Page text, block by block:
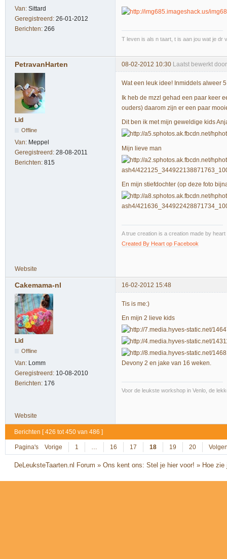
Van: Sittard
Geregistreerd: 26-01-2012
Berichten: 266
T leven is als n taart, t is aan jou wat je dr
PetravanHarten 08-02-2012 10:30 Laatst bewerkt
Lid
Offline
Van: Meppel
Geregistreerd: 28-08-2011
Berichten: 815
Wat een leuk idee! Inmiddels alweer
Ik heb de mzzl gehad een paar keer
ouders) daarom zijn er een paar
Dit ben ik met mijn geweldige kids
Mijn lieve man
En mijn stiefdochter (op deze foto
A true creation is a creation made by heart
Created By Heart op Facebook
Website
Cakemama-nl 16-02-2012 15:48
Lid
Offline
Van: Lomm
Geregistreerd: 10-08-2010
Berichten: 176
Tis is me:)
En mijn 2 lieve kids
Devony 2 en jake van 16 weken.
Voor de leukste workshop in Venlo, de
Website
Berichten [ 426 tot 450 van 486 ]
Pagina's Vorige 1 16 17 18 19 20
DeLeuksteTaarten.nl Forum »Ons kent ons: Stel je hier voor! » Hoe zie